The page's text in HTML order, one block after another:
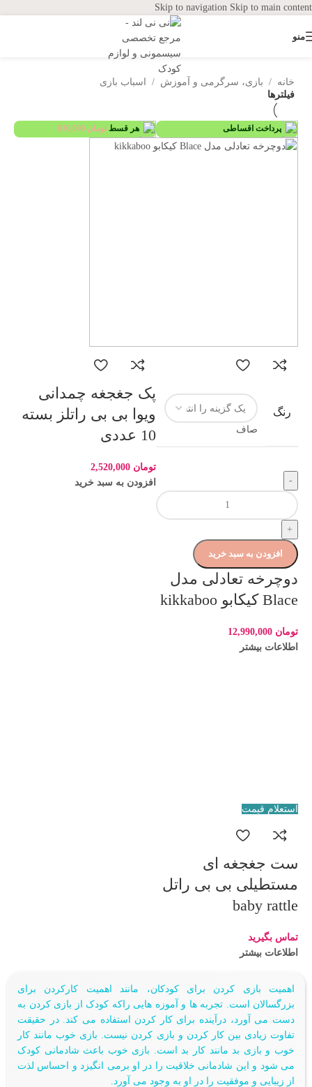
Skip to navigation Skip to main content
منو
خانه / بازی، سرگرمی و آموزش /
اسباب بازی
فیلترها
پرداخت اقساطی
رنگ
صاف
-
+
افزودن به سبد خرید
دوچرخه تعادلی مدل
Blace کیکابو kikkaboo
تومان
اطلاعات بیشتر
هر قسطتومان
پک جغجغه چمدانی
ویوا بی بی راتلز بسته
10 عددی
تومان
افزودن به سبد خرید
استعلام قیمت
ست جغجغه ای
مستطیلی بی بی راتل
baby rattle
تماس بگیرید
اطلاعات بیشتر
اهمیت بازی کردن برای کودکان، مانند اهمیت کارکردن برای
بزرگسالان است. تجربه ها و آموزه هایی راکه کودک از بازی کردن به
دست می آورد، درآینده برای کار کردن استفاده می کند. در حقیقت
تفاوت زیادی بین کار کردن و بازی کردن نیست. بازی خوب مانند کار
خوب و بازی بد مانند کار بد است. بازی خوب باعث شادمانی کودک
می شود و این شادمانی خلاقیت را در او برمی انگیزد و احساس لذت
از زیبایی و موفقیت را در او به وجود می آورد.